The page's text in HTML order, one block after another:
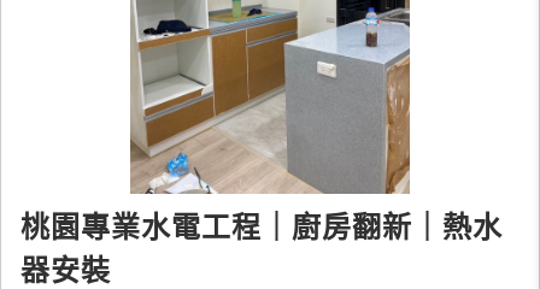
桃園專業水電工程｜廚房翻新｜熱水
器安裝